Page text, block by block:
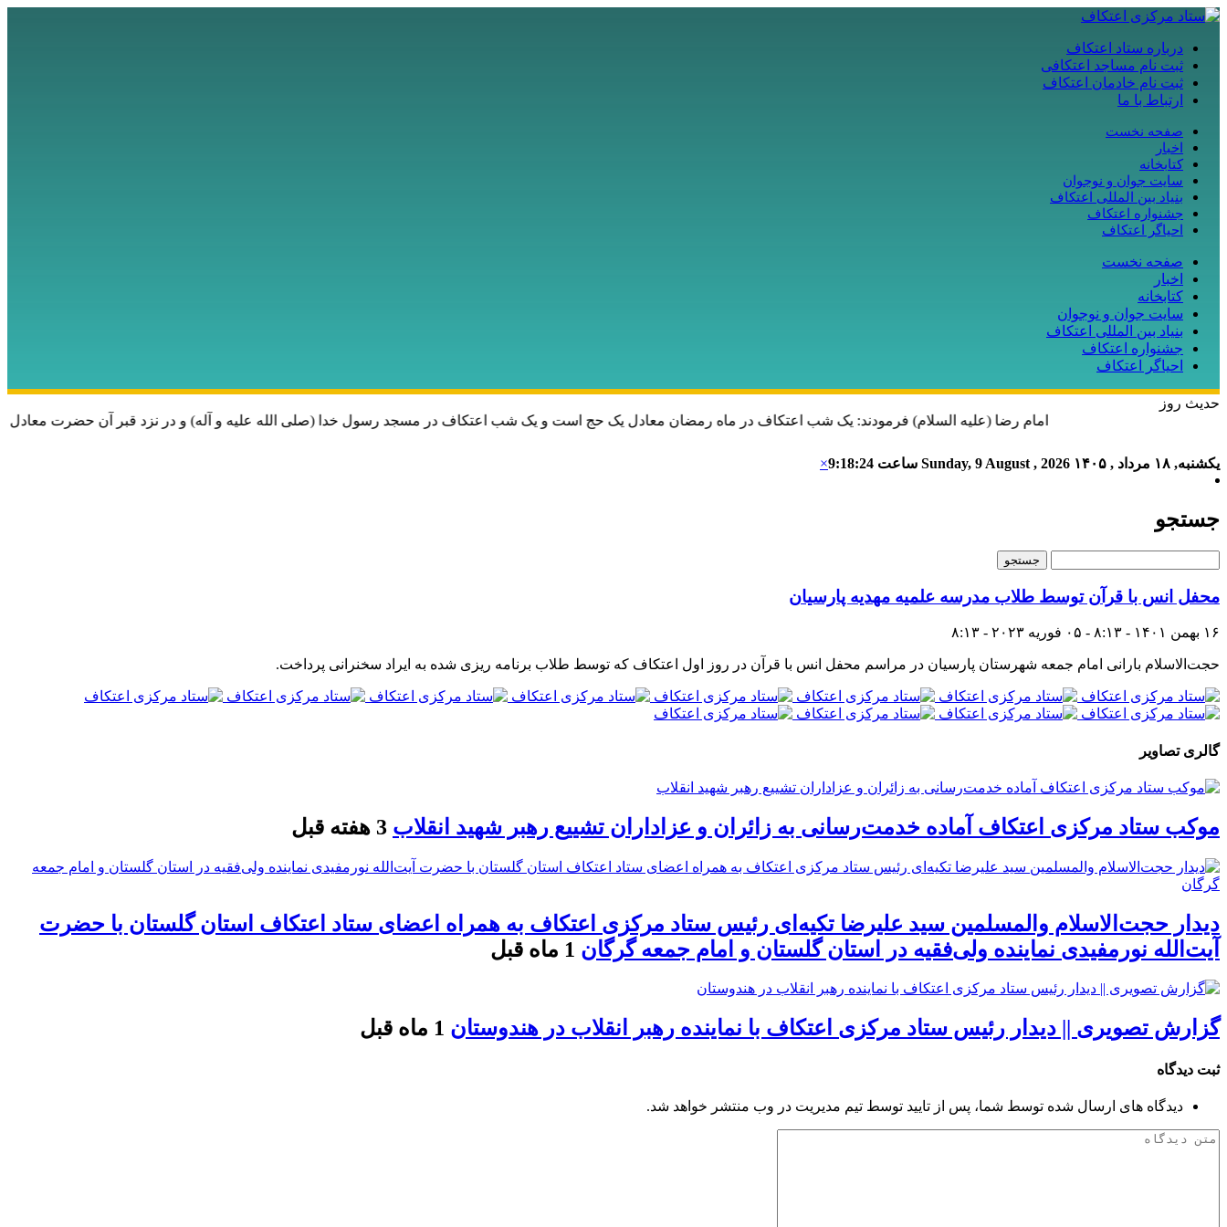
درباره ستاد اعتکاف
ثبت نام مساجد اعتکافی
ثبت نام خادمان اعتکاف
ارتباط با ما
صفحه نخست
اخبار
کتابخانه
سایت جوان و نوجوان
بنیاد بین المللی اعتکاف
جشنواره اعتکاف
احیاگر اعتکاف
صفحه نخست
اخبار
کتابخانه
سایت جوان و نوجوان
بنیاد بین المللی اعتکاف
جشنواره اعتکاف
احیاگر اعتکاف
حدیث روز
امام رضا (علیه السلام) فرمودند: یک شب اعتکاف در ماه رمضان معادل یک حج است و یک شب اعتکاف در مسجد رسول خدا (صلی الله علیه و آله) و در نزد قبر آن حضرت معادل
یکشنبه, ۱۸ مرداد , ۱۴۰۵ Sunday, 9 August , 2026 ساعت 9:18:24
×
جستجو
محفل انس با قرآن توسط طلاب مدرسه علمیه مهدیه پارسیان
۱۶ بهمن ۱۴۰۱ - ۸:۱۳ - ۰۵ فوریه ۲۰۲۳ - ۸:۱۳
حجت‌الاسلام بارانی امام جمعه شهرستان پارسیان در مراسم محفل انس با قرآن در روز اول اعتکاف که توسط طلاب برنامه ریزی شده به ایراد سخنرانی پرداخت.
گالری تصاویر
موکب ستاد مرکزی اعتکاف آماده خدمت‌رسانی به زائران و عزاداران تشییع رهبر شهید انقلاب 3 هفته قبل
دیدار حجت‌الاسلام والمسلمین سید علیرضا تکیه‌ای رئیس ستاد مرکزی اعتکاف به همراه اعضای ستاد اعتکاف استان گلستان با حضرت
آیت‌الله نورمفیدی نماینده ولی‌فقیه در استان گلستان و امام جمعه گرگان 1 ماه قبل
گزارش تصویری || دیدار رئیس ستاد مرکزی اعتکاف با نماینده رهبر انقلاب در هندوستان 1 ماه قبل
ثبت دیدگاه
دیدگاه های ارسال شده توسط شما، پس از تایید توسط تیم مدیریت در وب منتشر خواهد شد.